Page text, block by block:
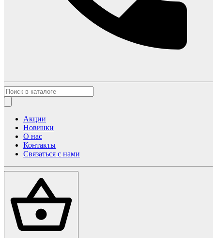
Акции
Новинки
О нас
Контакты
Связаться с нами